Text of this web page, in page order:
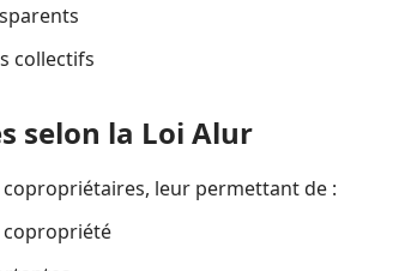
collectifs
selon la Loi Alur
leur permettant de :
copropriété